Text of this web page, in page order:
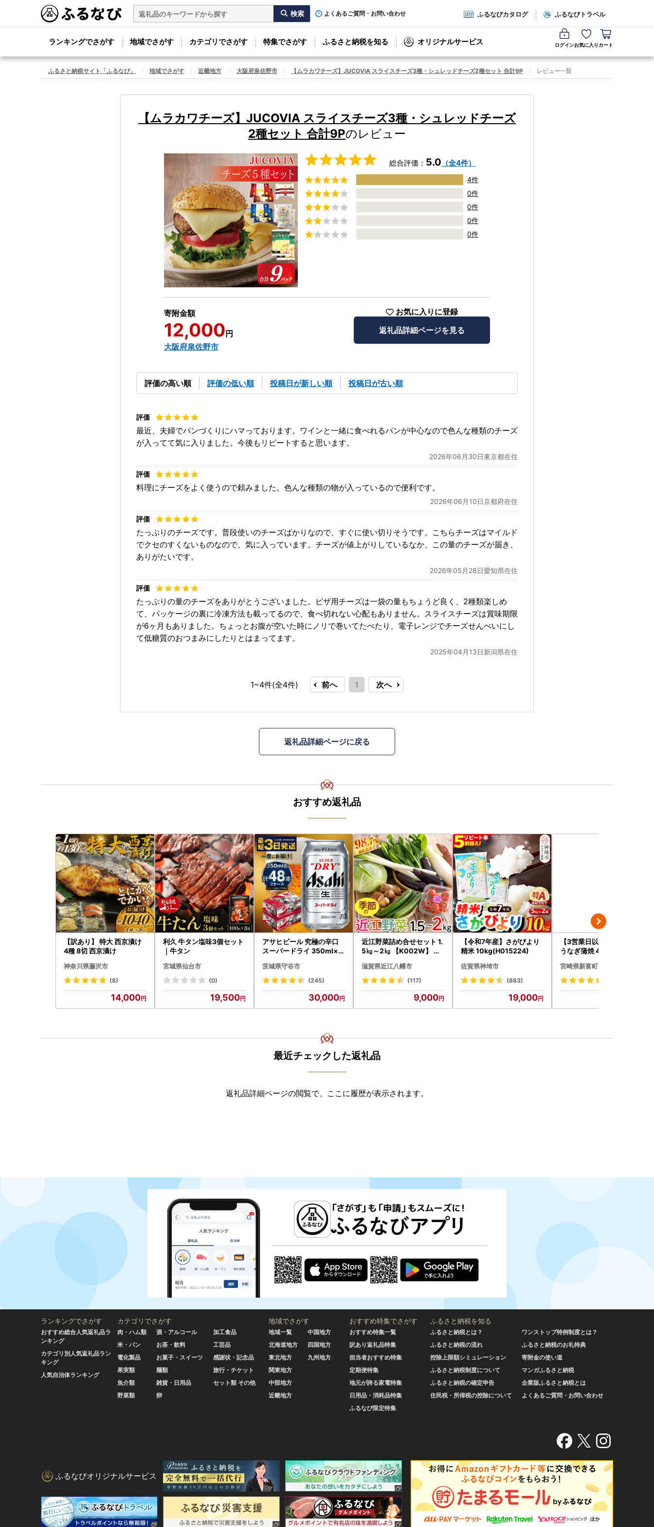
よくあるご質問・お問い合わせ ふるなびカタログ ふるなびトラベル
ランキングでさがす 地域でさがす カテゴリでさがす 特集でさがす ふるさと納税を知る オリジナルサービス ログインお気に入り カート
ふるさと納税サイト「ふるなび」 地域でさがす 近畿地方 大阪府泉佐野市 【ムラカワチーズ】JUCOVIA スライスチーズ3種・シュレッドチーズ2種セット 合計9P レビュー一覧
【ムラカワチーズ】JUCOVIA スライスチーズ3種・シュレッドチーズ
2種セット 合計9Pのレビュー
総合評価： 5.0 （全4件）
4件
0件
0件
0件
0件
寄附金額
12,000 円
大阪府泉佐野市
お気に入りに登録
返礼品詳細ページを見る
評価の高い順 評価の低い順 投稿日が新しい順 投稿日が古い順
最近、夫婦でパンづくりにハマっております。ワインと一緒に食べれるパンが中心なので色んな種類のチーズ
が入ってて気に入りました。今後もリピートすると思います。
2026年06月30日東京都在住
料理にチーズをよく使うので頼みました。色んな種類の物が入っているので便利です。
2026年06月10日京都府在住
たっぷりのチーズです。普段使いのチーズばかりなので、すぐに使い切りそうです。こちらチーズはマイルド
でクセのすくないものなので、気に入っています。チーズが値上がりしているなか、この量のチーズが届き、
ありがたいです。
2026年05月28日愛知県在住
たっぷりの量のチーズをありがとうございました。ピザ用チーズは一袋の量もちょうど良く、2種類楽しめ
て、パッケージの裏に冷凍方法も載ってるので、食べ切れない心配もありません。スライスチーズは賞味期限
が6ヶ月もありました。ちょっとお腹が空いた時にノリで巻いてたべたり、電子レンジでチーズせんべいにし
て低糖質のおつまみにしたりとはまってます。
2025年04月13日新潟県在住
1~4件(全4件) 前へ 1 次へ
返礼品詳細ページに戻る
おすすめ返礼品
【訳あり】 特大 西京漬け
4種 8切 西京漬け
神奈川県藤沢市
(8)
14,000
利久 牛タン塩味3個セット
｜牛タン
宮城県仙台市
(0)
19,500
アサヒビール 究極の辛口
スーパードライ 350ml×4
茨城県守谷市
(245)
30,000
近江野菜詰め合せセット 1.
5㎏～2㎏ 【K002W】 野
滋賀県近江八幡市
(117)
9,000
【令和7年産】さがびより
精米 10kg(H015224)
佐賀県神埼市
(883)
19,000
【3営業日以内出荷】特大
うなぎ蒲焼 4尾 無頭 840g
宮崎県新富町
最近チェックした返礼品
返礼品詳細ページの閲覧で、ここに履歴が表示されます。
ランキングでさがす
おすすめ総合人気返礼品ラ
ンキング
カテゴリ別人気返礼品ラン
キング
人気自治体ランキング
カテゴリでさがす
肉・ハム類
米・パン
電化製品
果実類
魚介類
野菜類
酒・アルコール
お茶・飲料
お菓子・スイーツ
麺類
雑貨・日用品
卵
加工食品
工芸品
感謝状・記念品
旅行・チケット
セット類 その他
地域でさがす
地域一覧
北海道地方
東北地方
関東地方
中部地方
近畿地方
中国地方
四国地方
九州地方
おすすめ特集でさがす
おすすめ特集一覧
訳あり返礼品特集
担当者おすすめ特集
定期便特集
地元が誇る家電特集
日用品・消耗品特集
ふるなび限定特集
ふるさと納税を知る
ふるさと納税とは？
ふるさと納税の流れ
控除上限額シミュレーション
ふるさと納税制度について
ふるさと納税の確定申告
住民税・所得税の控除について
ワンストップ特例制度とは？
ふるさと納税のお礼特典
寄附金の使い道
マンガふるさと納税
企業版ふるさと納税とは
よくあるご質問・お問い合わせ
ふるなびオリジナルサービス